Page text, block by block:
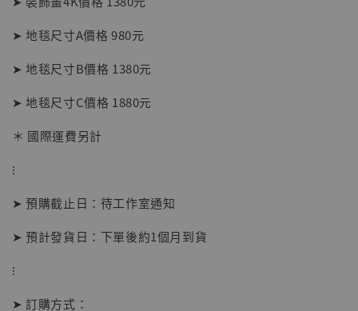
【現貨】BJSTUDIO 1/6系列可動蒐藏人偶 讓
NT$ 5,300
➤ 地毯尺寸A價格 980元
➤ 地毯尺寸B價格 1380元
➤ 地毯尺寸C價格 1880元
＊ 國際運費另計
⁝
➤ 預購截止日：待工作室通知
➤ 預計發貨日：下單後約1個月到貨
⁝
➤ 訂購方式：